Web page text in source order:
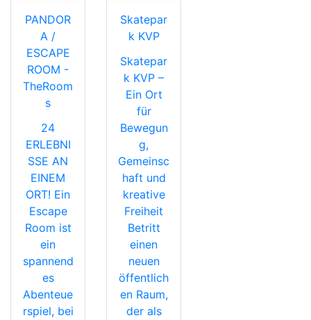
PANDOR
A /
ESCAPE
ROOM -
TheRoom
s
24
ERLEBNI
SSE AN
EINEM
ORT! Ein
Escape
Room ist
ein
spannend
es
Abenteue
rspiel, bei
Skatepar
k KVP
Skatepar
k KVP –
Ein Ort
für
Bewegun
g,
Gemeinsc
haft und
kreative
Freiheit
Betritt
einen
neuen
öffentlich
en Raum,
der als